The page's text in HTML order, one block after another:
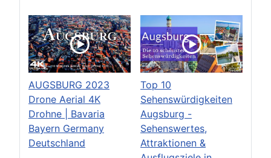
AUGSBURG 2023
Drone Aerial 4K
Drohne | Bavaria
Bayern Germany
Deutschland
Top 10
Sehenswürdigkeiten
Augsburg -
Sehenswertes,
Attraktionen &